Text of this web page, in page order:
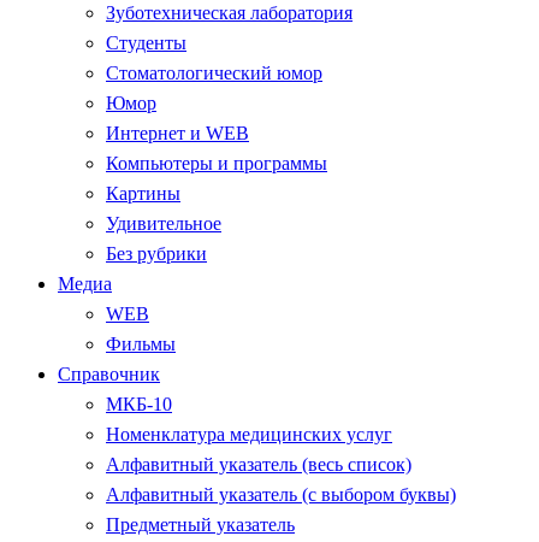
Зуботехническая лаборатория
Студенты
Стоматологический юмор
Юмор
Интернет и WEB
Компьютеры и программы
Картины
Удивительное
Без рубрики
Медиа
WEB
Фильмы
Справочник
МКБ-10
Номенклатура медицинских услуг
Алфавитный указатель (весь список)
Алфавитный указатель (с выбором буквы)
Предметный указатель